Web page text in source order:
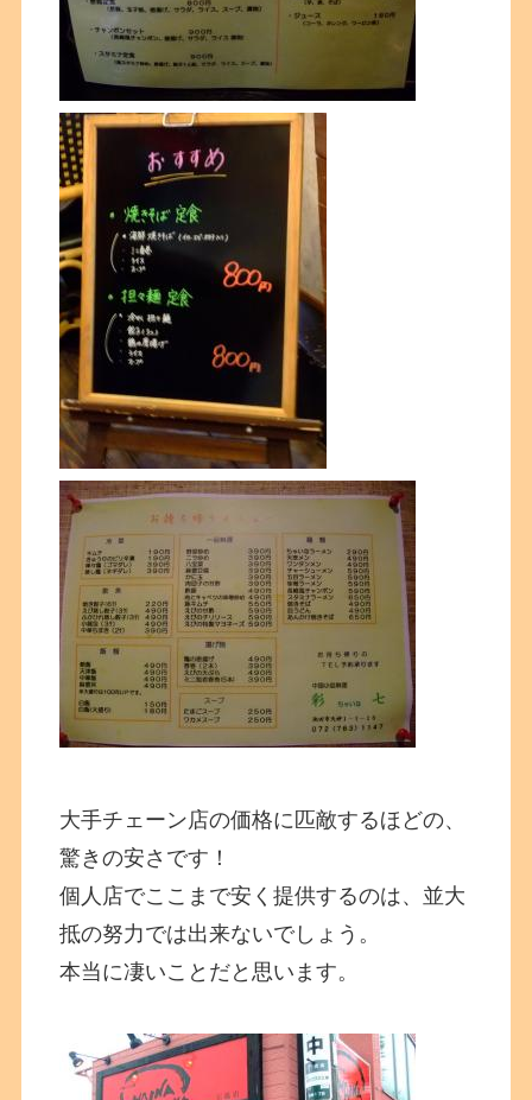
大手チェーン店の価格に匹敵するほどの、
驚きの安さです！
個人店でここまで安く提供するのは、並大
抵の努力では出来ないでしょう。
本当に凄いことだと思います。